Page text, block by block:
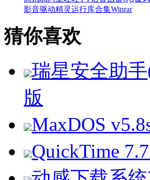
影音驱动精灵运行库合集Winrar
猜你喜欢
瑞星安全助
版
MaxDOS
QuickTime